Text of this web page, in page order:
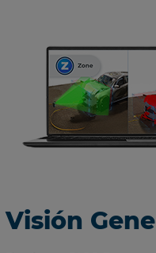
Visión